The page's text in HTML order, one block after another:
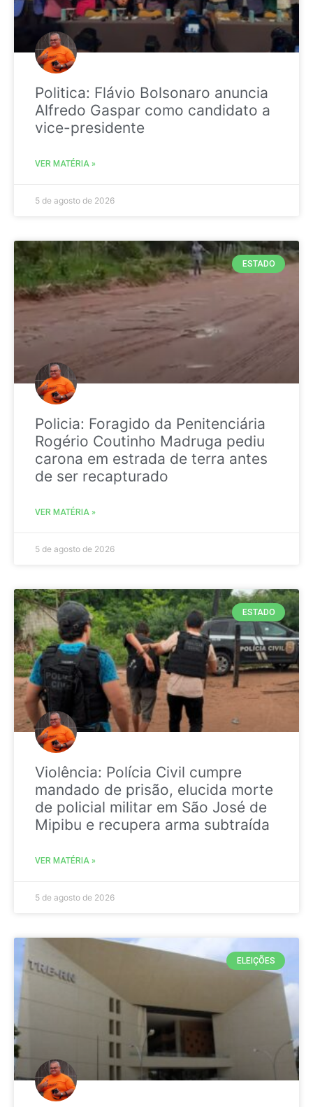
Politica: Flávio Bolsonaro anuncia
Alfredo Gaspar como candidato a
vice-presidente
VER MATÉRIA »
5 de agosto de 2026
ESTADO
Policia: Foragido da Penitenciária
Rogério Coutinho Madruga pediu
carona em estrada de terra antes
de ser recapturado
VER MATÉRIA »
5 de agosto de 2026
ESTADO
Violência: Polícia Civil cumpre
mandado de prisão, elucida morte
de policial militar em São José de
Mipibu e recupera arma subtraída
VER MATÉRIA »
5 de agosto de 2026
ELEIÇÕES